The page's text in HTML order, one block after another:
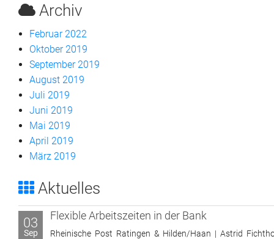
Archiv
Februar 2022
Oktober 2019
September 2019
August 2019
Juli 2019
Juni 2019
Mai 2019
April 2019
März 2019
Aktuelles
03
Sep
Flexible Arbeitszeiten in der Bank
Rheinische Post Ratingen & Hilden/Haan | Astrid